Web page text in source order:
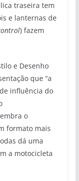
traseira tem
e lanternas de
) fazem
e Desenho
que “a
influência do
o
formato mais
dá uma
a motocicleta